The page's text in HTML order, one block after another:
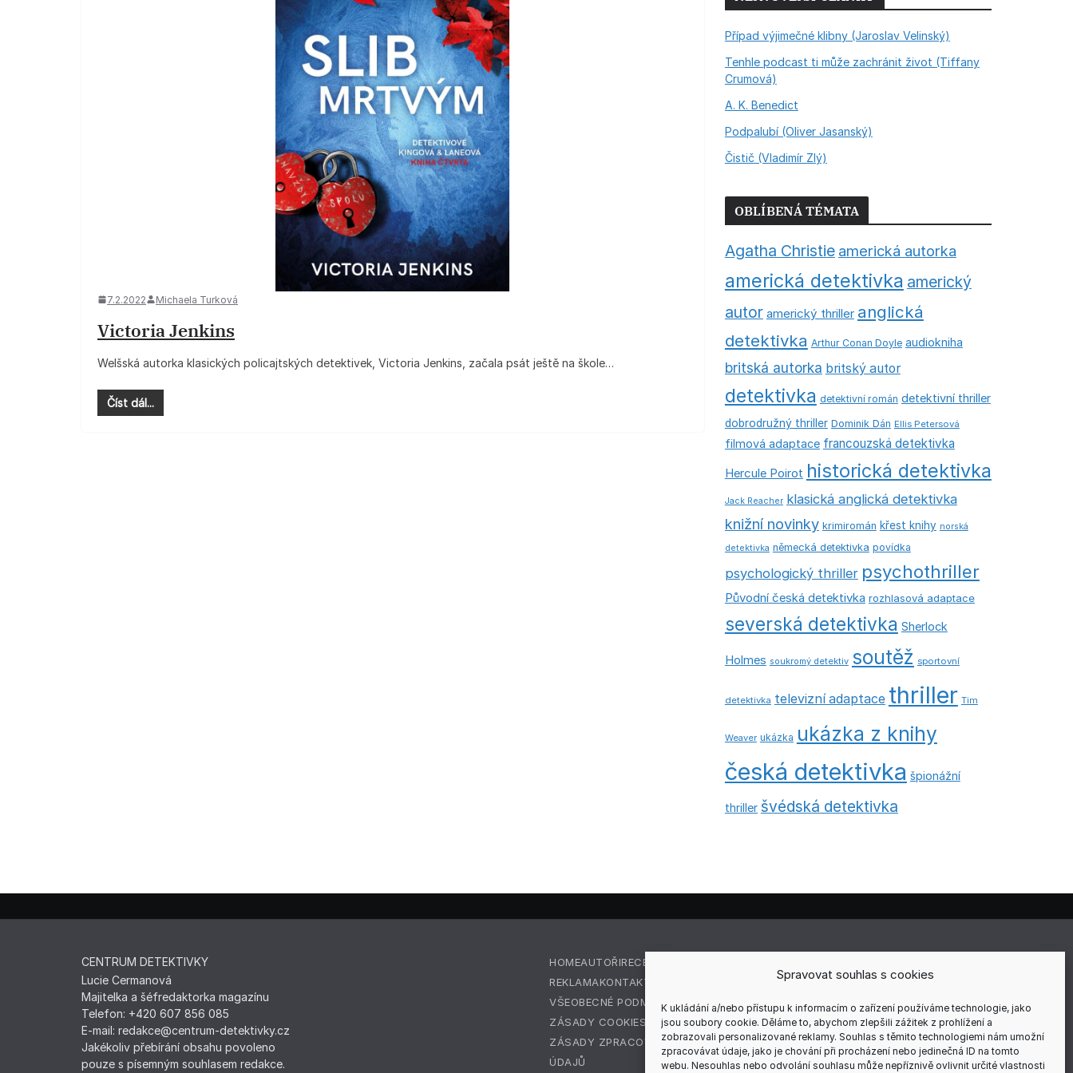
Spravovat souhlas s cookies
K ukládání a/nebo přístupu k informacím o zařízení používáme technologie, jako
jsou soubory cookie. Děláme to, abychom zlepšili zážitek z prohlížení a
zobrazovali personalizované reklamy. Souhlas s těmito technologiemi nám umožní
zpracovávat údaje, jako je chování při procházení nebo jedinečná ID na tomto
webu. Nesouhlas nebo odvolání souhlasu může nepříznivě ovlivnit určité vlastnosti
7.2.2022 Michaela Turková
Victoria Jenkins
Welšská autorka klasických policajtských detektivek, Victoria Jenkins, začala psát ještě na škole…
Číst dál...
Případ výjimečné klibny (Jaroslav Velinský)
Tenhle podcast ti může zachránit život (Tiffany
Crumová)
A. K. Benedict
Podpalubí (Oliver Jasanský)
Čistič (Vladimír Zlý)
OBLÍBENÁ TÉMATA
Agatha Christie americká autorka
americká detektivka americký
autor americký thriller anglická
detektivka Arthur Conan Doyle audiokniha
britská autorka britský autor
detektivka detektivní román detektivní thriller
dobrodružný thriller Dominik Dán Ellis Petersová
filmová adaptace francouzská detektivka
Hercule Poirot historická detektivka
Jack Reacher klasická anglická detektivka
knižní novinky krimiromán křest knihy norská
detektivka německá detektivka povídka
psychologický thriller psychothriller
Původní česká detektivka rozhlasová adaptace
severská detektivka Sherlock
Holmes soukromý detektiv soutěž sportovní
detektivka televizní adaptace thriller Tim
Weaver ukázka ukázka z knihy
česká detektivka špionážní
thriller švédská detektivka
CENTRUM DETEKTIVKY
Lucie Cermanová
Majitelka a šéfredaktorka magazínu
Telefon: +420 607 856 085
E-mail: redakce@centrum-detektivky.cz
Jakékoliv přebírání obsahu povoleno
pouze s písemným souhlasem redakce.
HOMEAUTOŘIRECENZE
REKLAMAKONTAKT
VŠEOBECNÉ PODMÍNKY
ZÁSADY COOKIES (EU)
ZÁSADY ZPRACOVÁNÍ OSOBNÍCH
ÚDAJŮ